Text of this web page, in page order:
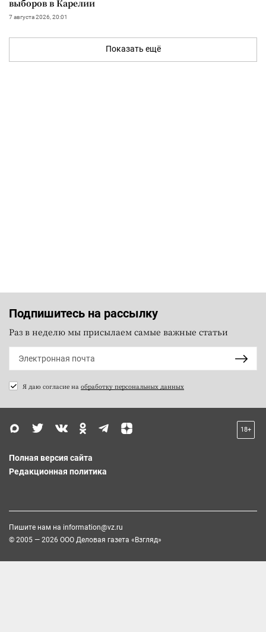
выборов в Карелии
7 августа 2026, 20:01
Показать ещё
Подпишитесь на рассылку
Раз в неделю мы присылаем самые важные статьи
Я даю согласие на обработку персональных данных
18+
Полная версия сайта
Редакционная политика
Пишите нам на information@vz.ru
© 2005 — 2026 ООО Деловая газета «Взгляд»